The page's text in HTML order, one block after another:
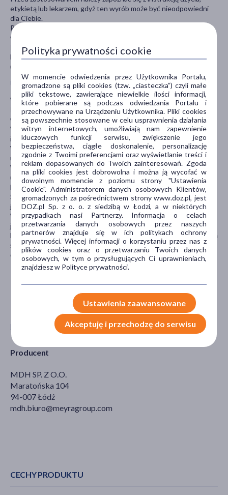
Pokaż wszystkie produkty QMED
Producent
MDH SP. Z O.O.
Maratońska 104
94-007 Łódź
mdh.biuro@meyragroup.com
etykietą lub lekarzem, gdyż ten wyrób może być nieodpowiedni
dla Ciebie.
Przechowywać w temperaturze pokojowej. Chronić od światła i
wilgoci.
Przechowywać w sposób niedostępny dla dzieci.
Nie stosować, jeśli opakowanie było wcześniej otwierane lub
uszkodzone.
Uwagi
Wkładki należy dokładnie włożyć do obuwia.
Po zdjęciu obuwie zostawić rozsznurowane, by wkładka mogła
wyschnąć.
W przypadku silnego przemoczenia należy wyjąć wkładki z obuwia
i suszyć w temperaturze pokojowej.
Wkładek nie wolno suszyć na grzejnikach – spowoduje to trwałe
uszkodzenie lub rozklejenie.
Wkładek nie wolno prać w pralkach – spowoduje to trwałe
uszkodzenie.
Nie wolno samodzielnie podejmować prób naprawy wyrobu.
Stosowanie wyrobu w niewłaściwym rozmiarze lub niezgodnie z
jego przeznaczeniem może prowadzić do dyskomfortu lub urazu.
W razie jakichkolwiek trudności podczas użytkowania zalecany
jest kontakt z lekarzem.
Brak odpowiedniej higieny osobistej oraz używanie niewłaściwych
środków do czyszczenia może prowadzić do podrażnień skóry,
otarć, nadmiernego pocenia się oraz rozwoju bakterii.
CECHY PRODUKTU
Polityka prywatności cookie
W momencie odwiedzenia przez Użytkownika Portalu,
gromadzone są pliki cookies (tzw. „ciasteczka”) czyli małe
pliki tekstowe, zawierające niewielkie ilości informacji,
które pobierane są podczas odwiedzania Portalu i
przechowywane na Urządzeniu Użytkownika. Pliki cookies
są powszechnie stosowane w celu usprawnienia działania
witryn internetowych, umożliwiają nam zapewnienie
kluczowych funkcji serwisu, zwiększenie jego
bezpieczeństwa, ciągłe doskonalenie, personalizację
zgodnie z Twoimi preferencjami oraz wyświetlanie treści i
reklam dopasowanych do Twoich zainteresowań. Zgoda
na pliki cookies jest dobrowolna i można ją wycofać w
dowolnym momencie z poziomu strony "Ustawienia
Cookie". Administratorem danych osobowych Klientów,
gromadzonych za pośrednictwem strony www.doz.pl, jest
DOZ.pl Sp. z o. o. z siedzibą w Łodzi, a w niektórych
przypadkach nasi Partnerzy. Informacja o celach
przetwarzania danych osobowych przez naszych
partnerów znajduje się w ich politykach ochrony
prywatności. Więcej informacji o korzystaniu przez nas z
plików cookies oraz o przetwarzaniu Twoich danych
osobowych, w tym o przysługujących Ci uprawnieniach,
znajdziesz w Polityce prywatności.
Ustawienia zaawansowane
Akceptuję i przechodzę do serwisu